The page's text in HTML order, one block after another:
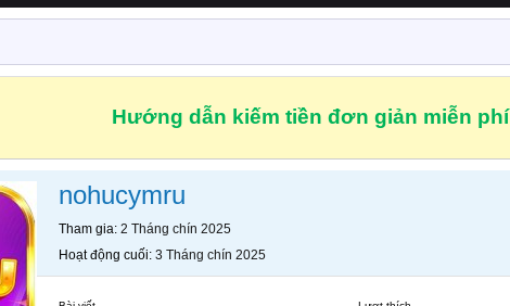
Hướng dẫn kiếm tiền đơn giản miễn phí
nohucymru
Tham gia 2 Tháng chín 2025
Hoạt động cuối 3 Tháng chín 2025